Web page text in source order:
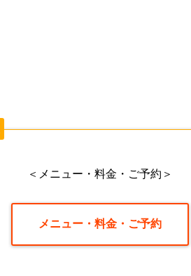
＜メニュー・料金・ご予約＞
メニュー・料金・ご予約